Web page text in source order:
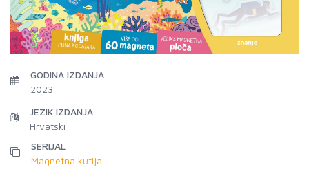
GODINA IZDANJA
2023
JEZIK IZDANJA
Hrvatski
SERIJAL
Magnetna kutija